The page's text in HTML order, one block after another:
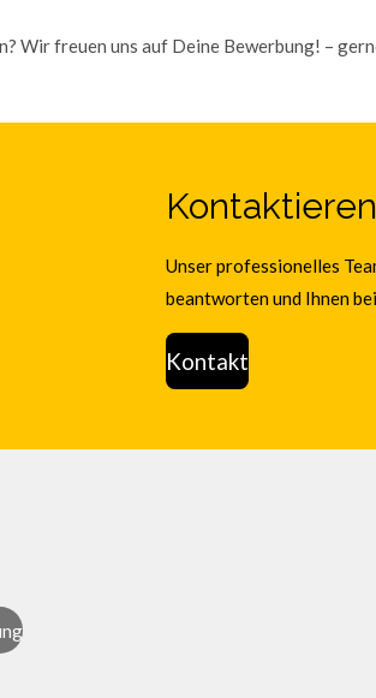
Wir freuen uns auf Deine Bewerbung! –
Unser professionelles
beantworten und Ihnen
Kontakt